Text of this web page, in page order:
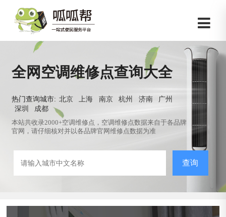
全网空调维修点查询大全
热门查询城市: 北京 上海 南京 杭州 济南
广州
深圳
成都
本站共收录2000+空调维修点，空调维修点数据来自于各品牌
官网，请仔细核对并以各品牌官网维修点数据为准
查询